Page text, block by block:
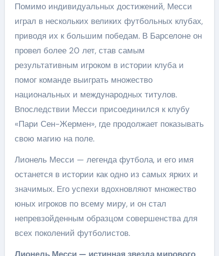
Помимо индивидуальных достижений, Месси
играл в нескольких великих футбольных клубах,
приводя их к большим победам. В Барселоне он
провел более 20 лет, став самым
результативным игроком в истории клуба и
помог команде выиграть множество
национальных и международных титулов.
Впоследствии Месси присоединился к клубу
«Пари Сен-Жермен», где продолжает показывать
свою магию на поле.
Лионель Месси — легенда футбола, и его имя
останется в истории как одно из самых ярких и
значимых. Его успехи вдохновляют множество
юных игроков по всему миру, и он стал
непревзойденным образцом совершенства для
всех поколений футболистов.
Лионель Месси — истинная звезда мирового